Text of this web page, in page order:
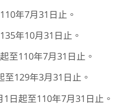
年7月31日止。
年10月31日止。
至110年7月31日止。
129年3月31日止。
日起至110年7月31日止。